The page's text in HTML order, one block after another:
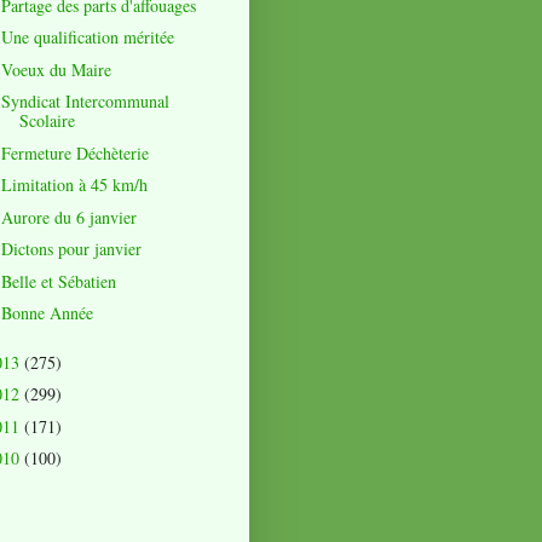
Partage des parts d'affouages
Une qualification méritée
Voeux du Maire
Syndicat Intercommunal
Scolaire
Fermeture Déchèterie
Limitation à 45 km/h
Aurore du 6 janvier
Dictons pour janvier
Belle et Sébatien
Bonne Année
(275)
(299)
(171)
(100)